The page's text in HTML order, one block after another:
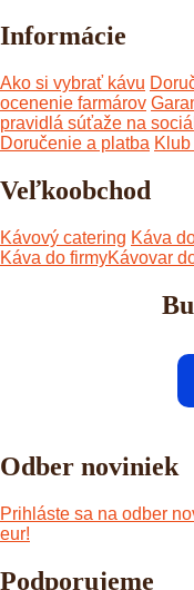
Informácie
Ako si vybrať kávu
ocenenie farmárov
pravidlá súťaže na
Doručenie a platba
Veľkoobchod
Kávový catering Káva
Káva do firmyKávovar
Odber noviniek
Prihláste sa na odber
eur!
Podporujeme